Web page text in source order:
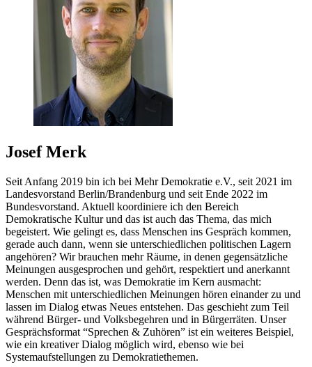
Josef Merk
Seit Anfang 2019 bin ich bei Mehr Demokratie e.V., seit 2021 im
Landesvorstand Berlin/Brandenburg und seit Ende 2022 im
Bundesvorstand. Aktuell koordiniere ich den Bereich
Demokratische Kultur und das ist auch das Thema, das mich
begeistert. Wie gelingt es, dass Menschen ins Gespräch kommen,
gerade auch dann, wenn sie unterschiedlichen politischen Lagern
angehören? Wir brauchen mehr Räume, in denen gegensätzliche
Meinungen ausgesprochen und gehört, respektiert und anerkannt
werden. Denn das ist, was Demokratie im Kern ausmacht:
Menschen mit unterschiedlichen Meinungen hören einander zu und
lassen im Dialog etwas Neues entstehen. Das geschieht zum Teil
während Bürger- und Volksbegehren und in Bürgerräten. Unser
Gesprächsformat “Sprechen & Zuhören” ist ein weiteres Beispiel,
wie ein kreativer Dialog möglich wird, ebenso wie bei
Systemaufstellungen zu Demokratiethemen.